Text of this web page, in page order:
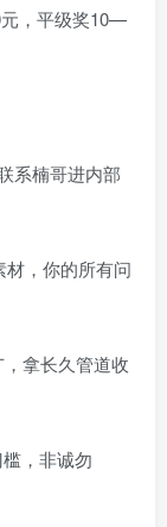
，平级奖10—
楠哥进内部
，你的所有问
拿长久管道收
，非诚勿